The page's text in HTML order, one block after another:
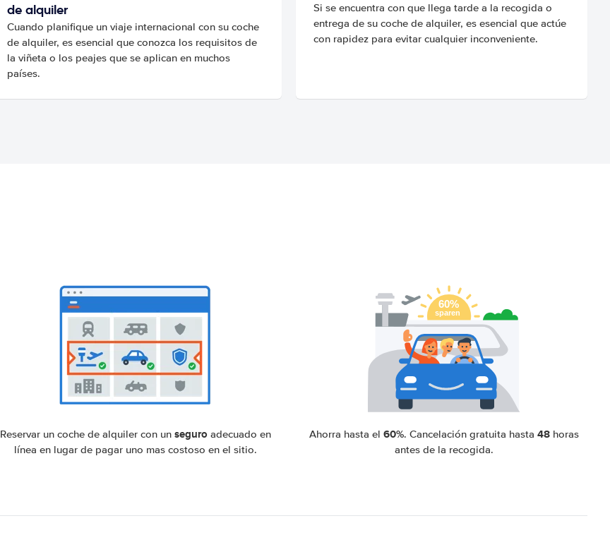
de alquiler
Cuando planifique un viaje internacional con su coche
de alquiler, es esencial que conozca los requisitos de
la viñeta o los peajes que se aplican en muchos
países.
Si se encuentra con que llega tarde a la recogida o
entrega de su coche de alquiler, es esencial que actúe
con rapidez para evitar cualquier inconveniente.
Reservar un coche de alquiler con un seguro adecuado en
línea en lugar de pagar uno mas costoso en el sitio.
Ahorra hasta el 60%. Cancelación gratuita hasta 48horas
antes de la recogida.